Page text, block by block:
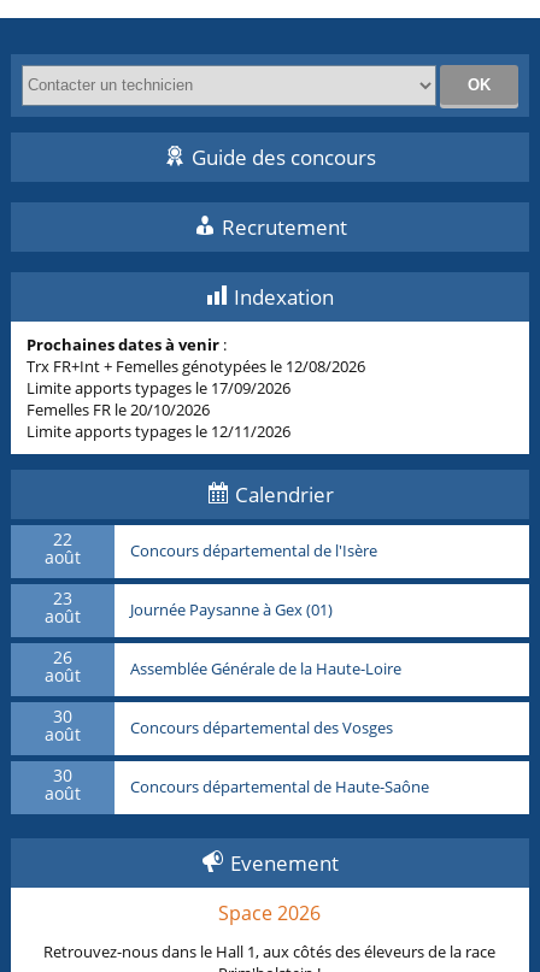
Guide des concours
Recrutement
Indexation
Prochaines dates à venir :
Trx FR+Int + Femelles génotypées le 12/08/2026
Limite apports typages le 17/09/2026
Femelles FR le 20/10/2026
Limite apports typages le 12/11/2026
Calendrier
22
août Concours départemental de l'Isère
23
août Journée Paysanne à Gex (01)
26
août Assemblée Générale de la Haute-Loire
30
août Concours départemental des Vosges
30
août Concours départemental de Haute-Saône
Evenement
Space 2026
Retrouvez-nous dans le Hall 1, aux côtés des éleveurs de la race